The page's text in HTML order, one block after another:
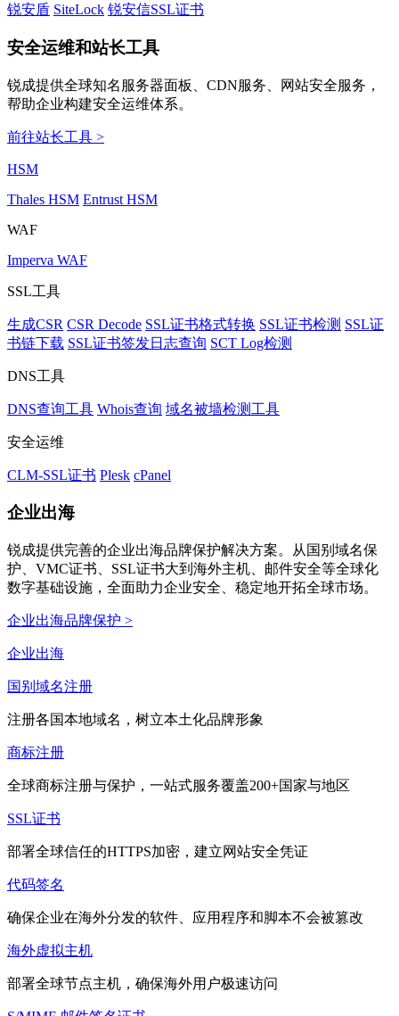
锐安盾 SiteLock 锐安信SSL证书
安全运维和站长工具
锐成提供全球知名服务器面板、CDN服务、网站安全服务，
帮助企业构建安全运维体系。
前往站长工具 >
HSM
Thales HSM Entrust HSM
WAF
Imperva WAF
SSL工具
生成CSR CSR Decode SSL证书格式转换 SSL证书检测 SSL证
书链下载 SSL证书签发日志查询 SCT Log检测
DNS工具
DNS查询工具 Whois查询 域名被墙检测工具
安全运维
CLM-SSL证书 Plesk cPanel
企业出海
锐成提供完善的企业出海品牌保护解决方案。从国别域名保
护、VMC证书、SSL证书大到海外主机、邮件安全等全球化
数字基础设施，全面助力企业安全、稳定地开拓全球市场。
企业出海品牌保护 >
企业出海
国别域名注册
注册各国本地域名，树立本土化品牌形象
商标注册
全球商标注册与保护，一站式服务覆盖200+国家与地区
SSL证书
部署全球信任的HTTPS加密，建立网站安全凭证
代码签名
确保企业在海外分发的软件、应用程序和脚本不会被篡改
海外虚拟主机
部署全球节点主机，确保海外用户极速访问